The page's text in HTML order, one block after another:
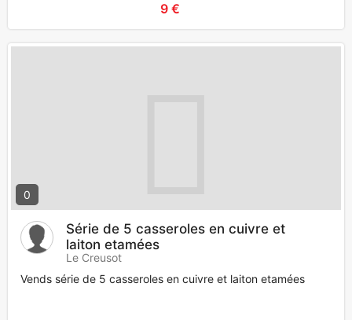
9 €
0
Série de 5 casseroles en cuivre et
laiton etamées
Le Creusot
Vends série de 5 casseroles en cuivre et laiton etamées